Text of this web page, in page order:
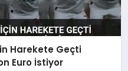
Harekete Geçti
Euro İstiyor